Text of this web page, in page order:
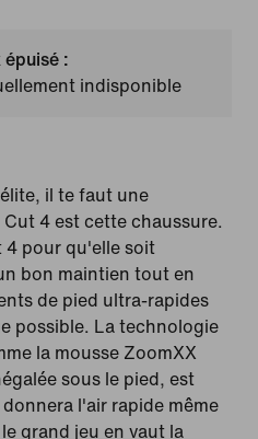
:
indisponible
il te faut une
4 est cette chaussure.
4 pour qu'elle soit
bon maintien tout en
de pied ultra-rapides
possible. La technologie
la mousse ZoomXX
sous le pied, est
l'air rapide même
grand jeu en vaut la